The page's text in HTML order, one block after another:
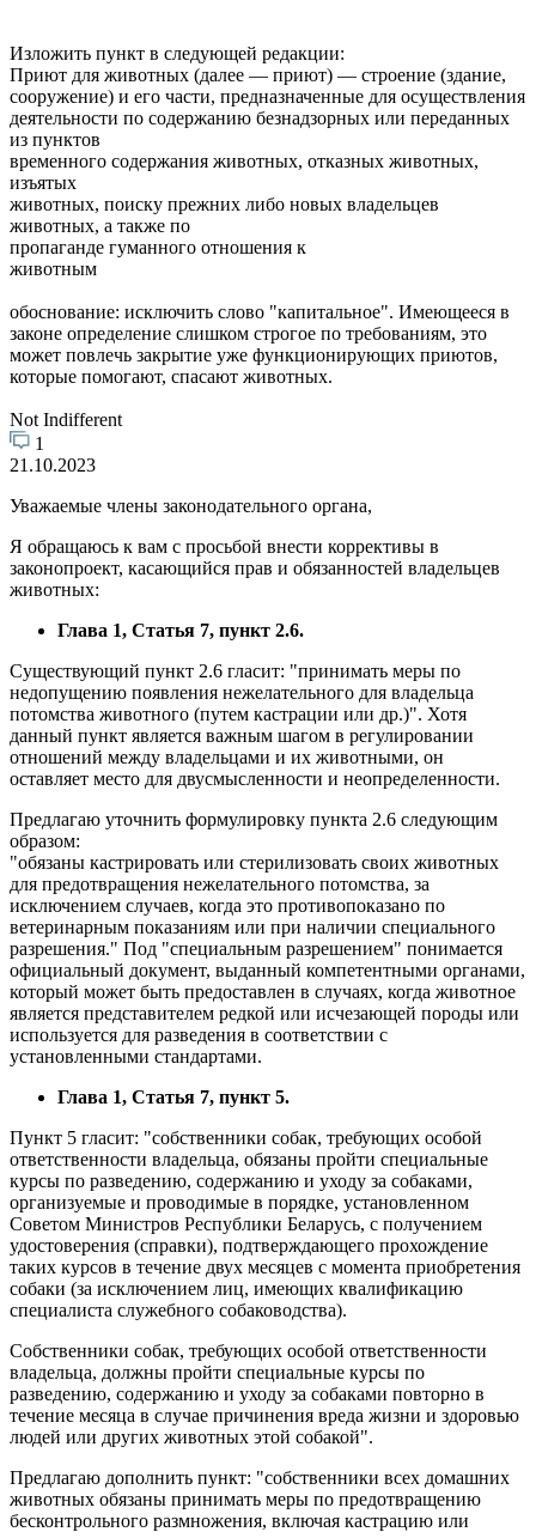
Изложить пункт в следующей редакции:
Приют для животных (далее — приют) — строение (здание,
сооружение) и его части, предназначенные для осуществления
деятельности по содержанию безнадзорных или переданных
из пунктов
временного содержания животных, отказных животных,
изъятых
животных, поиску прежних либо новых владельцев
животных, а также по
пропаганде гуманного отношения к
животным
обоснование: исключить слово "капитальное". Имеющееся в
законе определение слишком строгое по требованиям, это
может повлечь закрытие уже функционирующих приютов,
которые помогают, спасают животных.
Not Indifferent
1
21.10.2023
Уважаемые члены законодательного органа,
Я обращаюсь к вам с просьбой внести коррективы в
законопроект, касающийся прав и обязанностей владельцев
животных:
Глава 1, Статья 7, пункт 2.6.
Существующий пункт 2.6 гласит: "принимать меры по
недопущению появления нежелательного для владельца
потомства животного (путем кастрации или др.)". Хотя
данный пункт является важным шагом в регулировании
отношений между владельцами и их животными, он
оставляет место для двусмысленности и неопределенности.
Предлагаю уточнить формулировку пункта 2.6 следующим
образом:
"обязаны кастрировать или стерилизовать своих животных
для предотвращения нежелательного потомства, за
исключением случаев, когда это противопоказано по
ветеринарным показаниям или при наличии специального
разрешения." Под "специальным разрешением" понимается
официальный документ, выданный компетентными органами,
который может быть предоставлен в случаях, когда животное
является представителем редкой или исчезающей породы или
используется для разведения в соответствии с
установленными стандартами.
Глава 1, Статья 7, пункт 5.
Пункт 5 гласит: "собственники собак, требующих особой
ответственности владельца, обязаны пройти специальные
курсы по разведению, содержанию и уходу за собаками,
организуемые и проводимые в порядке, установленном
Советом Министров Республики Беларусь, с получением
удостоверения (справки), подтверждающего прохождение
таких курсов в течение двух месяцев с момента приобретения
собаки (за исключением лиц, имеющих квалификацию
специалиста служебного собаководства).
Собственники собак, требующих особой ответственности
владельца, должны пройти специальные курсы по
разведению, содержанию и уходу за собаками повторно в
течение месяца в случае причинения вреда жизни и здоровью
людей или других животных этой собакой".
Предлагаю дополнить пункт: "собственники всех домашних
животных обязаны принимать меры по предотвращению
бесконтрольного размножения, включая кастрацию или